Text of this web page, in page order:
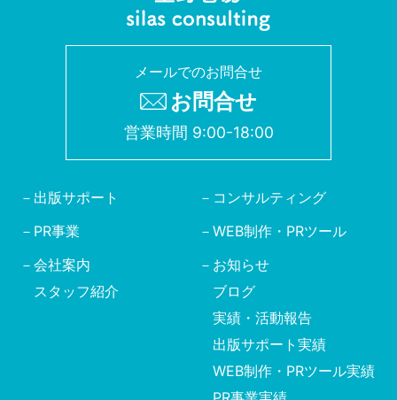
メールでのお問合せ
お問合せ
営業時間 9:00-18:00
出版サポート
コンサルティング
PR事業
WEB制作・PRツール
会社案内
スタッフ紹介
お知らせ
ブログ
実績・活動報告
出版サポート実績
WEB制作・PRツール実績